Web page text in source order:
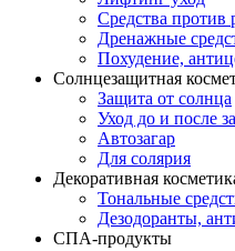
Средства против
Дренажные
Похудение,
Солнцезащитная
Защита от солнца
Уход до и после
Автозагар
Для солярия
Декоративная
Тональные
Дезодоранты,
СПА-продукты